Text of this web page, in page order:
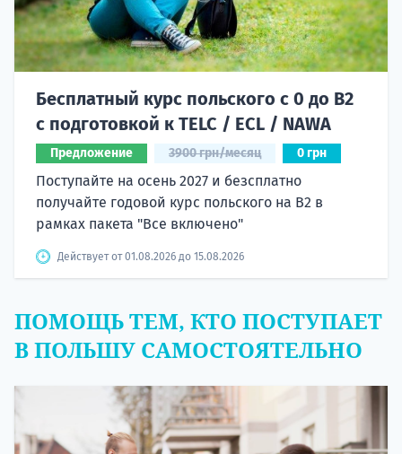
с подготовкой к TELC / ECL / NAWA
Предложение 3900 грн/месяц
Поступайте на осень 2027 и безсплатно
получайте годовой курс польского на B2 в
рамках пакета "Все включено"
В ПОЛЬШУ САМОСТОЯТЕЛЬНО